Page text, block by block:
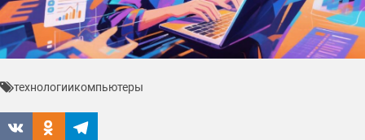
технологиикомпьютеры